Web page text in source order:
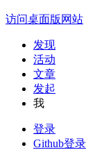
访问桌面版网站
发现
活动
文章
发起
我
登录
Github登录